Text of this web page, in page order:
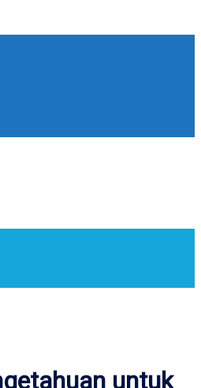
untuk